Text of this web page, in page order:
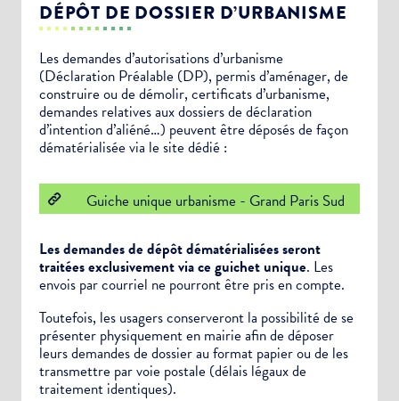
DÉPÔT DE DOSSIER D’URBANISME
Les demandes d’autorisations d’urbanisme
(Déclaration Préalable (DP), permis d’aménager, de
construire ou de démolir, certificats d’urbanisme,
demandes relatives aux dossiers de déclaration
d’intention d’aliéné…) peuvent être déposés de façon
dématérialisée via le site dédié :
Guiche unique urbanisme - Grand Paris Sud
Les demandes de dépôt dématérialisées seront
traitées exclusivement via ce guichet unique. Les
envois par courriel ne pourront être pris en compte.
Toutefois, les usagers conserveront la possibilité de se
présenter physiquement en mairie afin de déposer
leurs demandes de dossier au format papier ou de les
transmettre par voie postale (délais légaux de
traitement identiques).